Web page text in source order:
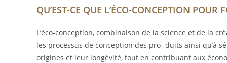
QU’EST-CE QUE L’ÉCO-CONCEPTION
L’éco-conception, combinaison de la science et de la
les processus de conception des pro- duits ainsi qu’à
origines et leur longévité, tout en contribuant aux